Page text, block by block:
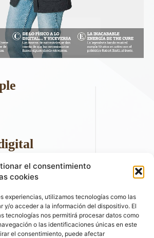
el consentimiento
cookies
experiencias, utilizamos tecnologías como las
y/o acceder a la información del dispositivo. El
tecnologías nos permitirá procesar datos como
o las identificaciones únicas en este
el consentimiento, puede afectar
en redes sociales